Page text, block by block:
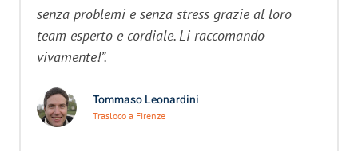
senza problemi e senza stress grazie al loro
team esperto e cordiale. Li raccomando
vivamente!”.
Tommaso Leonardini
Trasloco a Firenze